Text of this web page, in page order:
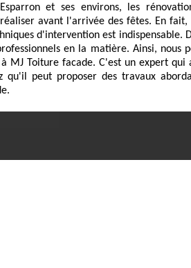
et ses environs, les
avant l'arrivée des fêtes. En
d'intervention est indispensable.
en la matière. Ainsi, nous
MJ Toiture facade. C'est un expert qui
qu'il peut proposer des travaux